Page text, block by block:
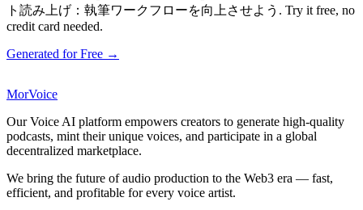
ト読み上げ：執筆ワークフローを向上させよう. Try it free, no
credit card needed.
Generated for Free →
MorVoice
Our Voice AI platform empowers creators to generate high-quality
podcasts, mint their unique voices, and participate in a global
decentralized marketplace.
We bring the future of audio production to the Web3 era — fast,
efficient, and profitable for every voice artist.